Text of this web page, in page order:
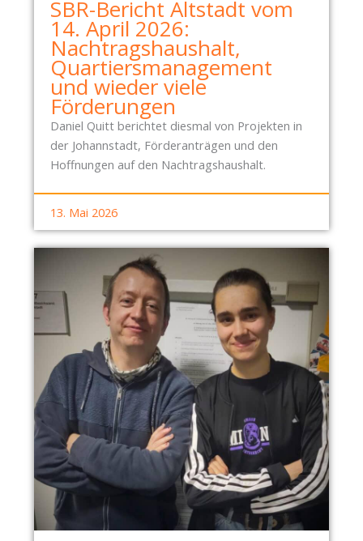
SBR-Bericht Altstadt vom
14. April 2026:
Nachtragshaushalt,
Quartiersmanagement
und wieder viele
Förderungen
Daniel Quitt berichtet diesmal von Projekten in
der Johannstadt, Förderanträgen und den
Hoffnungen auf den Nachtragshaushalt.
13. Mai 2026